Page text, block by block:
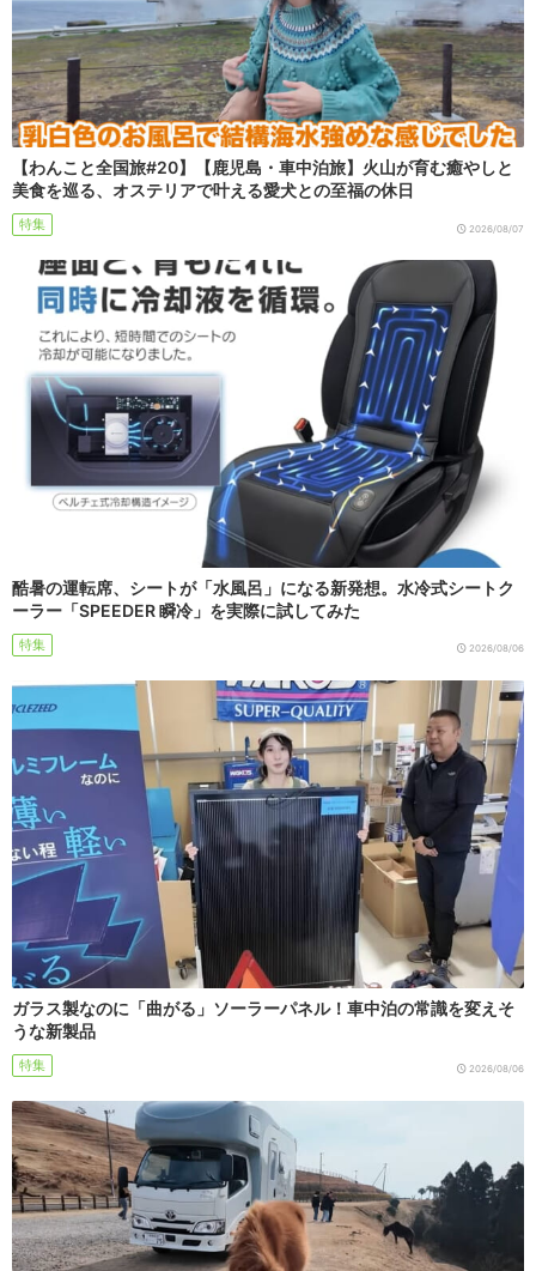
【わんこと全国旅#20】【鹿児島・車中泊旅】火山が育む癒やしと
美食を巡る、オステリアで叶える愛犬との至福の休日
特集 2026/08/07
酷暑の運転席、シートが「水風呂」になる新発想。水冷式シートク
ーラー「SPEEDER 瞬冷」を実際に試してみた
特集 2026/08/06
ガラス製なのに「曲がる」ソーラーパネル！車中泊の常識を変えそ
うな新製品
特集 2026/08/06